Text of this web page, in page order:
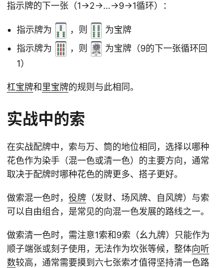
指示牌的下一张（1→2→…→9→1循环）：
指示牌为 ，则
为宝牌
指示牌为
，则
为宝牌（9的下一张循环回
1）
杠宝牌和 里宝牌的规则与此相同。
实战中的索
在实战配牌中，索与万、筒的地位相同，选择以哪种
花色作为染手（混一色或清一色）的主要方向，通常
取决于配牌时哪种花色的牌更多、搭子更好。
做索混一色时， 役牌 （发财、场风牌、自风牌）与索
可以自由组合，是常见的向混一色发展的路线之一。
做索清一色时，需注意1索和9索（幺九牌）只能作为
顺子端张或刻子使用，无法作为坎张等候，整体向听
数较高，通常需要摸到六七张索才值得坚持清一色路